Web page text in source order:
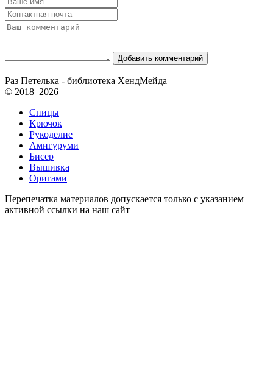
Добавить комментарий
Раз Петелька - библиотека ХендМейда
© 2018–2026 –
Спицы
Крючок
Рукоделие
Амигуруми
Бисер
Вышивка
Оригами
Перепечатка материалов допускается только с указанием
активной ссылки на наш сайт